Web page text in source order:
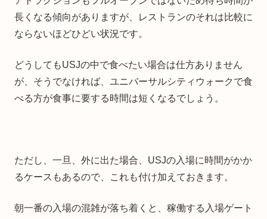
長くなる傾向がありますが、レストランのそれは比較に
ならないほどひどい状況です。
どうしてもUSJの中で食べたい場合は仕方ありません
が、そうでなければ、ユニバーサルシティウォークで食
べる方が食事に要する時間は短くなるでしょう。
ただし、一旦、外に出た場合、USJの入場に時間がかか
るケースもあるので、これも付け加えておきます。
朝一番の入場の混雑が落ち着くと、稼働する入場ゲート